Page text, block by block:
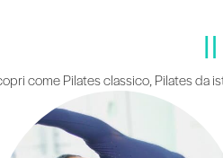
come Pilates classico, Pilates da